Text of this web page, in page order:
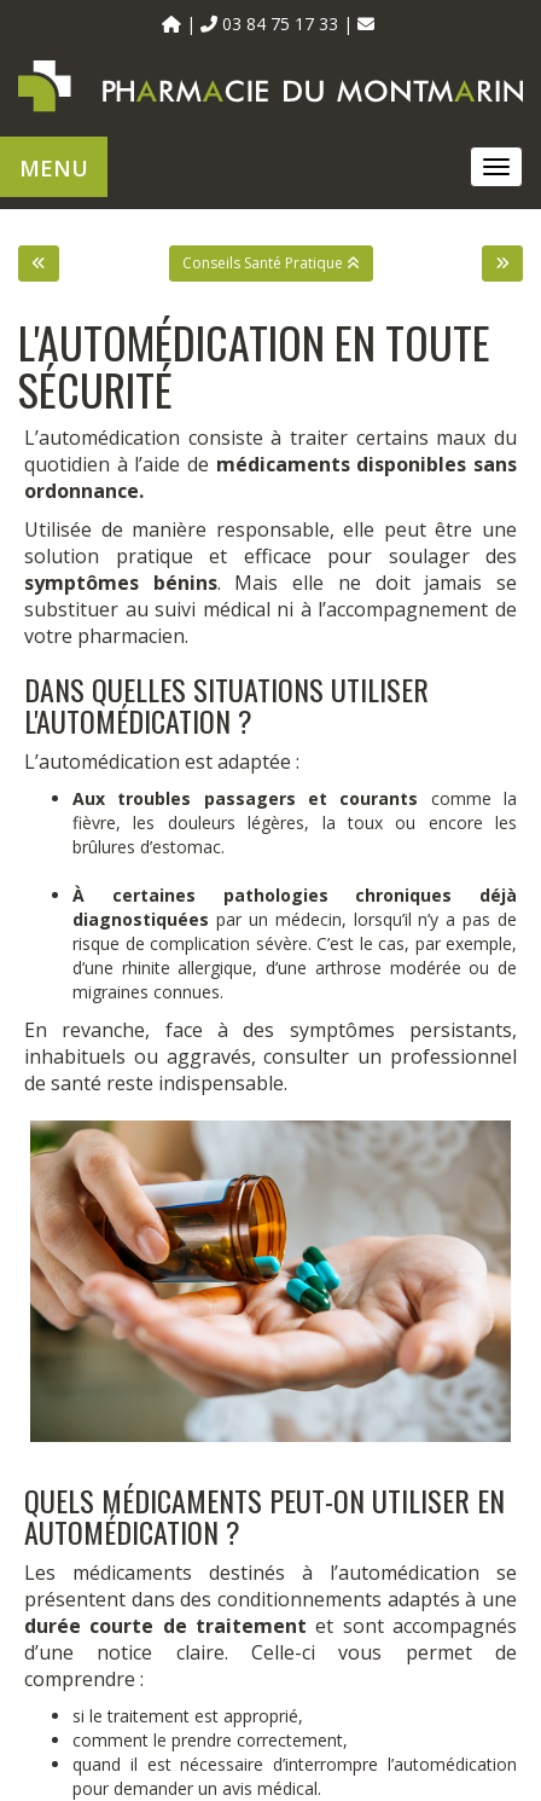
03 84 75 17 33
MENU
Conseils Santé Pratique
L'AUTOMÉDICATION EN TOUTE
SÉCURITÉ
L’automédication consiste à traiter certains maux du
quotidien à l’aide de médicaments disponibles sans
ordonnance.
Utilisée de manière responsable, elle peut être une
solution pratique et efficace pour soulager des
symptômes bénins. Mais elle ne doit jamais se
substituer au suivi médical ni à l’accompagnement de
votre pharmacien.
DANS QUELLES SITUATIONS UTILISER
L'AUTOMÉDICATION ?
L’automédication est adaptée :
Aux troubles passagers et courants comme la
fièvre, les douleurs légères, la toux ou encore les
brûlures d’estomac.
À certaines pathologies chroniques déjà
diagnostiquées par un médecin, lorsqu’il n’y a pas de
risque de complication sévère. C’est le cas, par exemple,
d’une rhinite allergique, d’une arthrose modérée ou de
migraines connues.
En revanche, face à des symptômes persistants,
inhabituels ou aggravés, consulter un professionnel
de santé reste indispensable.
QUELS MÉDICAMENTS PEUT-ON UTILISER EN
AUTOMÉDICATION ?
Les médicaments destinés à l’automédication se
présentent dans des conditionnements adaptés à une
durée courte de traitement et sont accompagnés
d’une notice claire. Celle-ci vous permet de
comprendre :
si le traitement est approprié,
comment le prendre correctement,
quand il est nécessaire d’interrompre l’automédication
pour demander un avis médical.